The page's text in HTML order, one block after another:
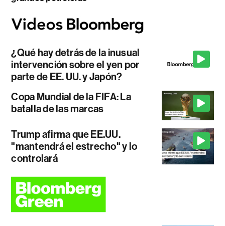
¿Qué hay detrás de la inusual
intervención sobre el yen por
parte de EE. UU. y Japón?
Copa Mundial de la FIFA: La
batalla de las marcas
Trump afirma que EE.UU.
"mantendrá el estrecho" y lo
controlará